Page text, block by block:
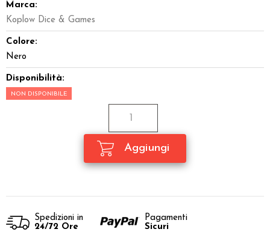
Marca:
Koplow Dice & Games
Colore:
Nero
Disponibilità:
NON DISPONIBILE
Spedizioni in
24/72 Ore
Pagamenti
Sicuri